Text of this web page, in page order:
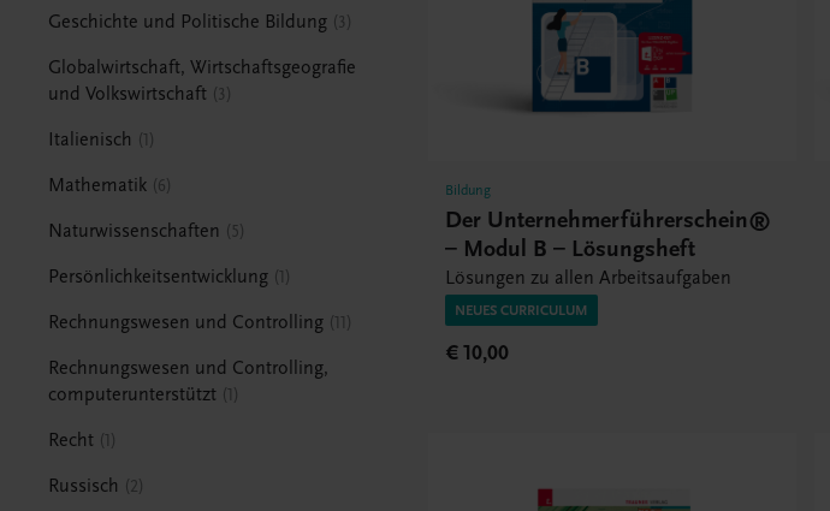
Geschichte und Politische Bildung 3
Globalwirtschaft, Wirtschaftsgeografie
und Volkswirtschaft
3
Italienisch 1
Mathematik 6
Naturwissenschaften 5
Persönlichkeitsentwicklung 1
Rechnungswesen und Controlling 11
Rechnungswesen und Controlling,
computerunterstützt 1
Recht 1
Russisch 2
Bildung
Der Unternehmerführerschein®
– Modul B – Lösungsheft
Lösungen zu allen Arbeitsaufgaben
NEUES CURRICULUM
€ 10,00